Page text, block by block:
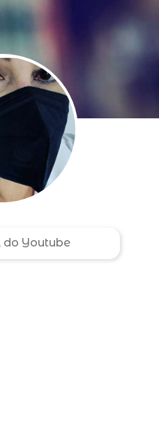
do Youtube